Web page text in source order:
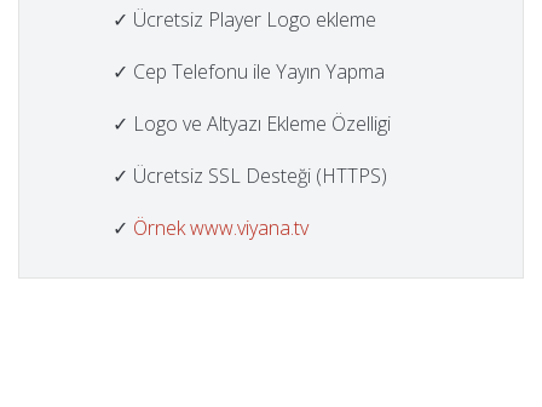
✓ Ücretsiz Player Logo ekleme
✓ Cep Telefonu ile Yayın Yapma
✓ Logo ve Altyazı Ekleme Özelligi
✓ Ücretsiz SSL Desteği (HTTPS)
✓ Örnek www.viyana.tv